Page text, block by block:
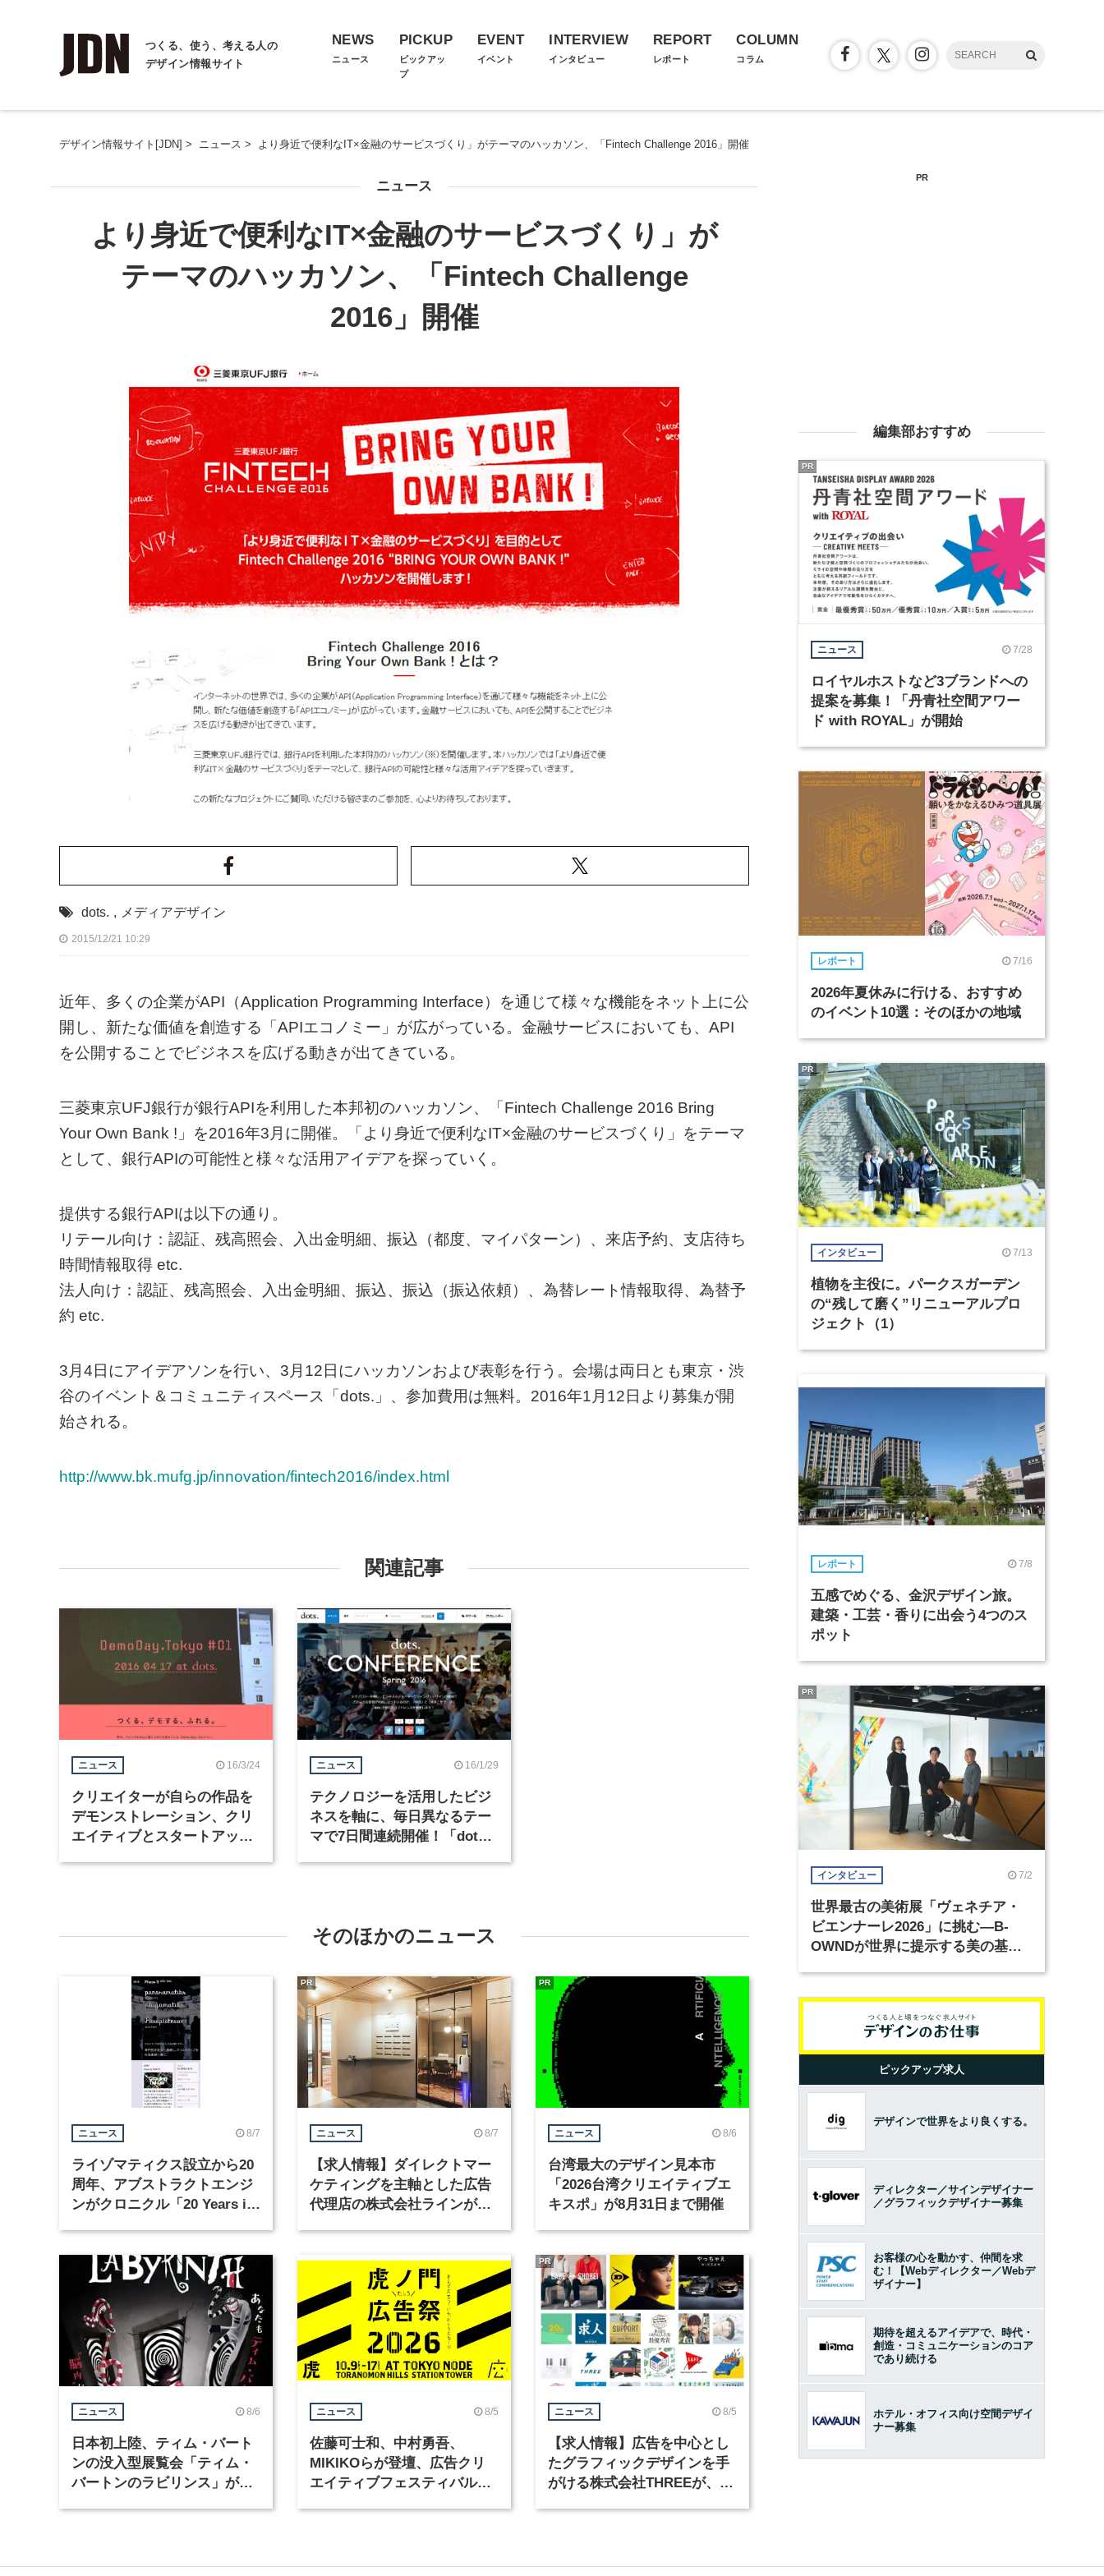
つくる、使う、考える人の
デザイン情報サイト
NEWS
ニュース
PICKUP
ピックアッ
プ
EVENT
イベント
INTERVIEW
インタビュー
REPORT
レポート
COLUMN
コラム
デザイン情報サイト[JDN] > ニュース > より身近で便利なIT×金融のサービスづくり」がテーマのハッカソン、「Fintech Challenge 2016」開催
ニュース
より身近で便利なIT×金融のサービスづくり」が
テーマのハッカソン、「Fintech Challenge
2016」開催
dots. , メディアデザイン
2015/12/21 10:29
近年、多くの企業がAPI（Application Programming Interface）を通じて様々な機能をネット上に公
開し、新たな価値を創造する「APIエコノミー」が広がっている。金融サービスにおいても、API
を公開することでビジネスを広げる動きが出てきている。
三菱東京UFJ銀行が銀行APIを利用した本邦初のハッカソン、「Fintech Challenge 2016 Bring
Your Own Bank !」を2016年3月に開催。「より身近で便利なIT×金融のサービスづくり」をテーマ
として、銀行APIの可能性と様々な活用アイデアを探っていく。
提供する銀行APIは以下の通り。
リテール向け：認証、残高照会、入出金明細、振込（都度、マイパターン）、来店予約、支店待ち
時間情報取得 etc.
法人向け：認証、残高照会、入出金明細、振込、振込（振込依頼）、為替レート情報取得、為替予
約 etc.
3月4日にアイデアソンを行い、3月12日にハッカソンおよび表彰を行う。会場は両日とも東京・渋
谷のイベント＆コミュニティスペース「dots.」、参加費用は無料。2016年1月12日より募集が開
始される。
http://www.bk.mufg.jp/innovation/fintech2016/index.html
関連記事
ニュース 16/3/24
クリエイターが自らの作品を
デモンストレーション、クリ
エイティブとスタートアップ
ニュース 16/1/29
テクノロジーを活用したビジ
ネスを軸に、毎日異なるテー
マで7日間連続開催！「dots.
そのほかのニュース
ニュース 8/7
ライゾマティクス設立から20
周年、アブストラクトエンジ
ンがクロニクル「20 Years in
ニュース 8/7
【求人情報】ダイレクトマー
ケティングを主軸とした広告
代理店の株式会社ラインが、
PR
ニュース 8/6
台湾最大のデザイン見本市
「2026台湾クリエイティブエ
キスポ」が8月31日まで開催
PR
ニュース 8/6
日本初上陸、ティム・バート
ンの没入型展覧会「ティム・
バートンのラビリンス」が東
ニュース 8/5
佐藤可士和、中村勇吾、
MIKIKOらが登壇、広告クリ
エイティブフェスティバル
ニュース 8/5
【求人情報】広告を中心とし
たグラフィックデザインを手
がける株式会社THREEが、グ
PR
PR
編集部おすすめ
ニュース 7/28
ロイヤルホストなど3ブランドへの
提案を募集！「丹青社空間アワー
ド with ROYAL」が開始
PR
レポート 7/16
2026年夏休みに行ける、おすすめ
のイベント10選：そのほかの地域
インタビュー 7/13
植物を主役に。パークスガーデン
の“残して磨く”リニューアルプロ
ジェクト（1）
PR
レポート 7/8
五感でめぐる、金沢デザイン旅。
建築・工芸・香りに出会う4つのス
ポット
インタビュー 7/2
世界最古の美術展「ヴェネチア・
ビエンナーレ2026」に挑む―B-
OWNDが世界に提示する美の基準
PR
ピックアップ求人
デザインで世界をより良くする。
ディレクター／サインデザイナー
／グラフィックデザイナー募集
お客様の心を動かす、仲間を求
む！【Webディレクター／Webデ
ザイナー】
期待を超えるアイデアで、時代・
創造・コミュニケーションのコア
であり続ける
ホテル・オフィス向け空間デザイ
ナー募集